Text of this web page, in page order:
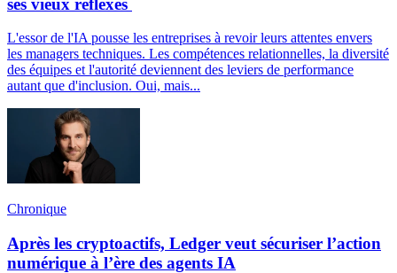
L'essor de l'IA pousse les entreprises à revoir leurs attentes envers
les managers techniques. Les compétences relationnelles, la diversité
des équipes et l'autorité deviennent des leviers de performance
autant que d'inclusion. Oui, mais...
Chronique
Après les cryptoactifs, Ledger veut sécuriser l’action
numérique à l’ère des agents IA